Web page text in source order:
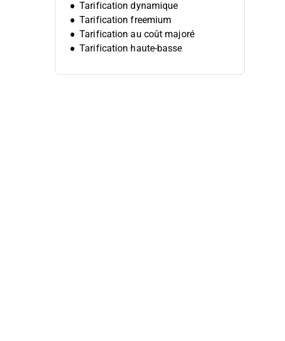
Tarification dynamique
Tarification freemium
Tarification au coût majoré
Tarification haute-basse
Tarification d’introduction